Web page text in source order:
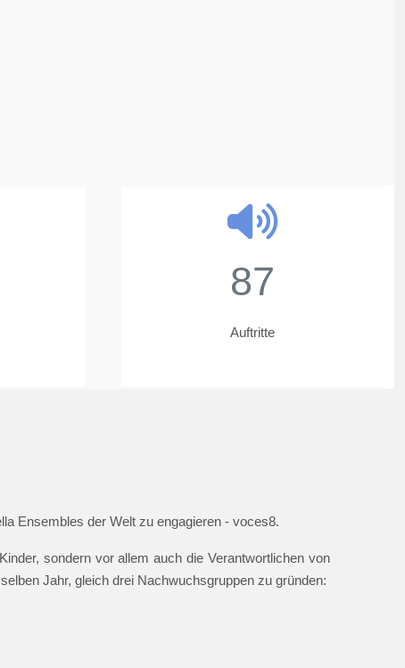
87
Auftritte
Ensembles der Welt zu engagieren - voces8.
sondern vor allem auch die Verantwortlichen von
Jahr, gleich drei Nachwuchsgruppen zu gründen: